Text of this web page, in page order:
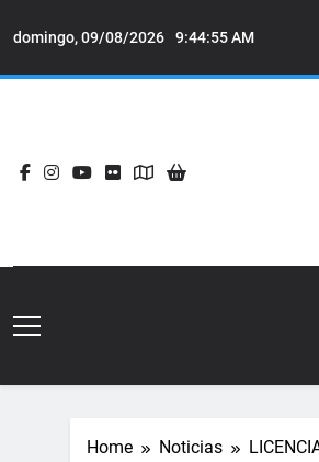
todomingo, 09/08/2026 9:44:56 AM
Home Noticias